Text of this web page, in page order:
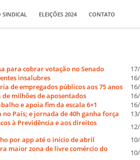
SINDICAL ELEIÇÕES 2024 CONTATO
para cobrar votação no Senado
insalubres
de empregados públicos aos 75 anos
de milhões de aposentados
e apoia fim da escala 6×1
País; e jornada de 40h ganha força
à Previdência e aos direitos
por app até o início de abril
maior zona de livre comércio do